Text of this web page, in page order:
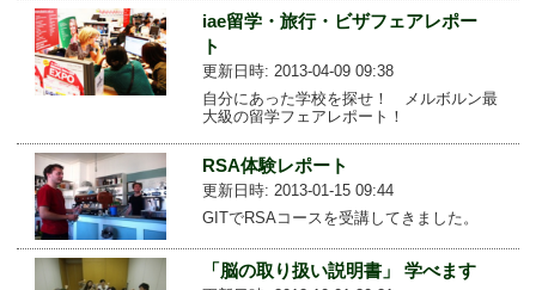
iae留学・旅行・ビザフェアレポー
ト
更新日時: 2013-04-09 09:38
自分にあった学校を探せ！ メルボルン最
大級の留学フェアレポート！
RSA体験レポート
更新日時: 2013-01-15 09:44
GITでRSAコースを受講してきました。
「脳の取り扱い説明書」 学べます